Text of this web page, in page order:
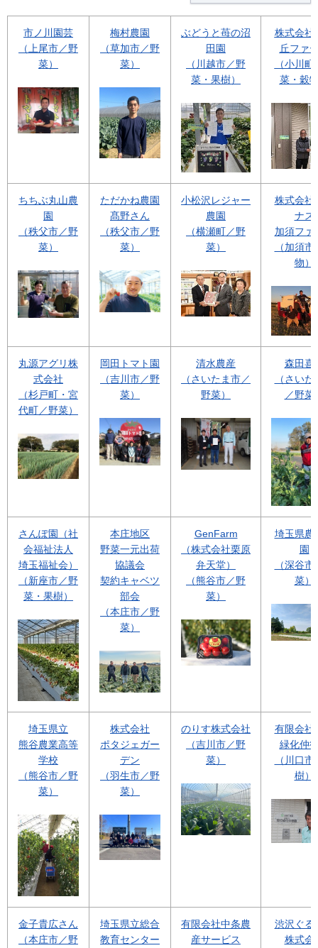
市ノ川園芸
（上尾市／野
菜）
梅村農園
（草加市／野
菜）
ぶどうと苺の沼
田園
（川越市／野
菜・果樹）
株式会社
丘ファ
（小川町
菜・穀
ちちぶ丸山農
園
（秩父市／野
菜）
ただかね農園
髙野さん
（秩父市／野
菜）
小松沢レジャー
農園
（横瀬町／野
菜）
株式会社
ナス
加須ファ
（加須市
物）
丸源アグリ株
式会社
（杉戸町・宮
代町／野菜）
岡田トマト園
（吉川市／野
菜）
清水農産
（さいたま市／
野菜）
森田喜
（さいた
／野菜
さんぽ園（社
会福祉法人
埼玉福祉会）
（新座市／野
菜・果樹）
本庄地区
野菜一元出荷
協議会
契約キャベツ
部会
（本庄市／野
菜）
GenFarm
（株式会社栗原
弁天堂）
（熊谷市／野
菜）
埼玉県農
園
（深谷市
菜）
埼玉県立
熊谷農業高等
学校
（熊谷市／野
菜）
株式会社
ポタジェガー
デン
（羽生市／野
菜）
のりす株式会社
（吉川市／野
菜）
有限会社
緑化仲
（川口市
樹）
金子貴広さん
（本庄市／野
埼玉県立総合
教育センター
有限会社中条農
産サービス
渋沢ぐる
株式会